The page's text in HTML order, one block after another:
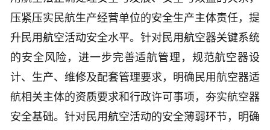
压紧压实民航生产经营单位的安全生产主体责任，提
升民用航空活动安全水平。针对民用航空器关键系统
的安全风险，进一步完善适航管理，规范航空器设
计、生产、维修及配套管理要求，明确民用航空器适
航相关主体的资质要求和行政许可事项，夯实航空器
安全基础。针对民用航空活动的安全薄弱环节，明确